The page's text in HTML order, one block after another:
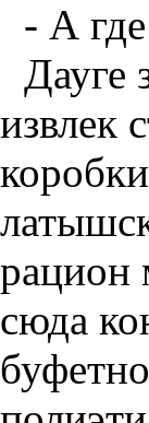
- А
Дауге
извлек
рацион
сюда